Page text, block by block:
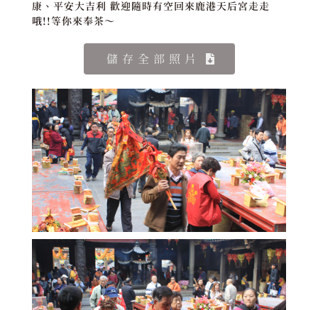
康、平安大吉利 歡迎隨時有空回來鹿港天后宮走走
哦!!等你來奉茶～
儲存全部照片